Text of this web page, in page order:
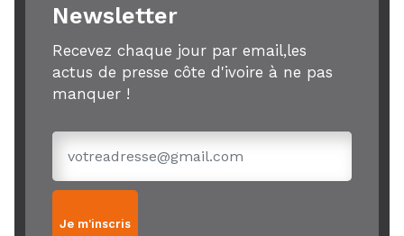
Newsletter
Recevez chaque jour par email,les
actus de presse côte d'ivoire à ne pas
manquer !
Je m'inscris